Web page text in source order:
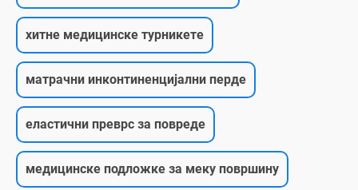
хитне медицинске турникете
матрачни инконтиненцијални перде
еластични преврс за повреде
медицинске подложке за меку површину